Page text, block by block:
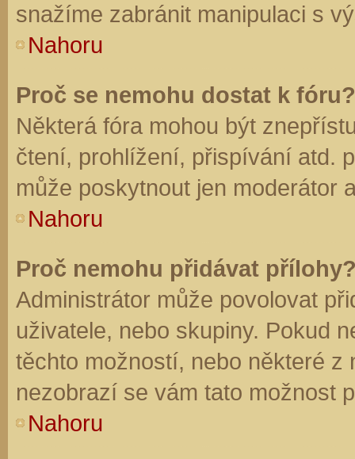
snažíme zabránit manipulaci s
Nahoru
Proč se nemohu dostat k fóru?
Některá fóra mohou být
čtení, prohlížení, přispívání atd.
může poskytnout jen moderátor
Nahoru
Proč nemohu přidávat
Administrátor může povolovat
uživatele, nebo skupiny. Pokud
těchto možností, nebo některé z
nezobrazí se vám tato možnost
Nahoru